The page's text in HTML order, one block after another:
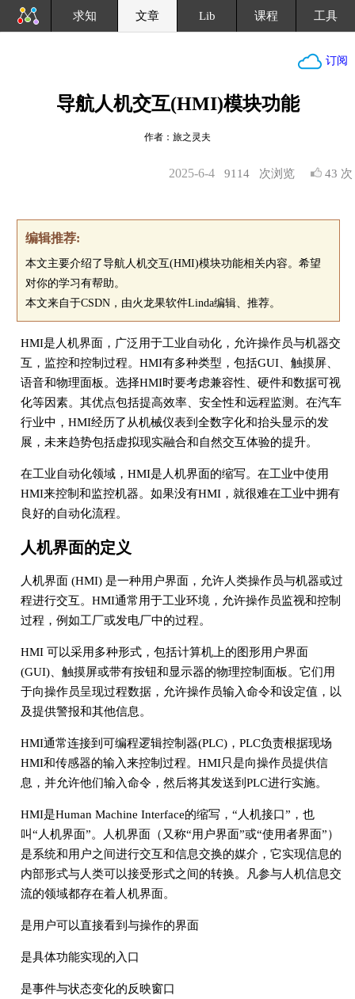
求知 文章 Lib 课程 工具
订阅
导航人机交互(HMI)模块功能
作者：旅之灵夫
9114 次浏览 43 次
2025-6-4
编辑推荐:
本文主要介绍了导航人机交互(HMI)模块功能相关内容。希望
对你的学习有帮助。
本文来自于CSDN，由火龙果软件Linda编辑、推荐。
HMI是人机界面，广泛用于工业自动化，允许操作员与机器交
互，监控和控制过程。HMI有多种类型，包括GUI、触摸屏、
语音和物理面板。选择HMI时要考虑兼容性、硬件和数据可视
化等因素。其优点包括提高效率、安全性和远程监测。在汽车
行业中，HMI经历了从机械仪表到全数字化和抬头显示的发
展，未来趋势包括虚拟现实融合和自然交互体验的提升。
在工业自动化领域，HMI是人机界面的缩写。在工业中使用
HMI来控制和监控机器。如果没有HMI，就很难在工业中拥有
良好的自动化流程。
人机界面的定义
人机界面 (HMI) 是一种用户界面，允许人类操作员与机器或过
程进行交互。HMI通常用于工业环境，允许操作员监视和控制
过程，例如工厂或发电厂中的过程。
HMI 可以采用多种形式，包括计算机上的图形用户界面
(GUI)、触摸屏或带有按钮和显示器的物理控制面板。它们用
于向操作员呈现过程数据，允许操作员输入命令和设定值，以
及提供警报和其他信息。
HMI通常连接到可编程逻辑控制器(PLC)，PLC负责根据现场
HMI和传感器的输入来控制过程。HMI只是向操作员提供信
息，并允许他们输入命令，然后将其发送到PLC进行实施。
HMI是Human Machine Interface的缩写，“人机接口”，也
叫“人机界面”。人机界面（又称“用户界面”或“使用者界面”）
是系统和用户之间进行交互和信息交换的媒介，它实现信息的
内部形式与人类可以接受形式之间的转换。凡参与人机信息交
流的领域都存在着人机界面。
是用户可以直接看到与操作的界面
是具体功能实现的入口
是事件与状态变化的反映窗口